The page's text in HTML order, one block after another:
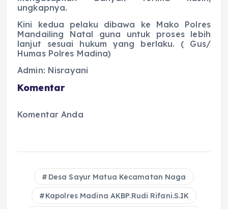
ungkapnya.
Kini kedua pelaku dibawa ke Mako Polres
Mandailing Natal guna untuk proses lebih
lanjut sesuai hukum yang berlaku. ( Gus/
Humas Polres Madina)
Admin: Nisrayani
Komentar
Komentar Anda
Desa Sayur Matua Kecamatan Naga
Kapolres Madina AKBP.Rudi Rifani.S.IK